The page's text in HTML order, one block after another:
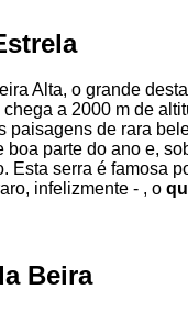
Alta, o grande
chega a 2000 m de
paisagens de rara
boa parte do ano e,
Esta serra é famosa
infelizmente - , o
Beira